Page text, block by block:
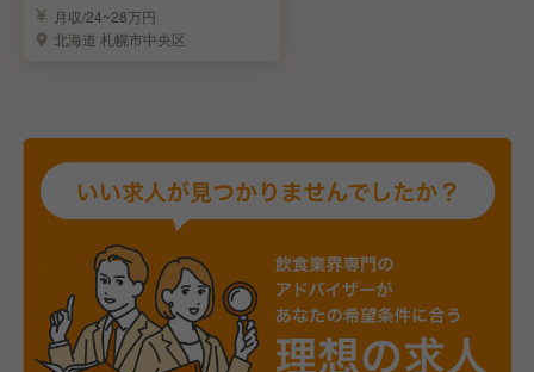
第一歩！
月収/24~28万円
北海道 札幌市中央区